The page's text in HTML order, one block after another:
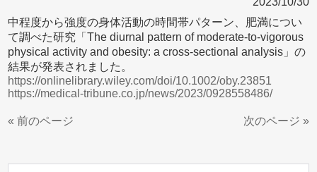
中程度から強度の身体活動の時間帯パターン、肥満につい
て調べた研究「The diurnal pattern of moderate-to-vigorous
physical activity and obesity: a cross-sectional analysis」の
結果が発表されました。
https://onlinelibrary.wiley.com/doi/10.1002/oby.23851
https://medical-tribune.co.jp/news/2023/0928558486/
« 前のページ 次のページ »